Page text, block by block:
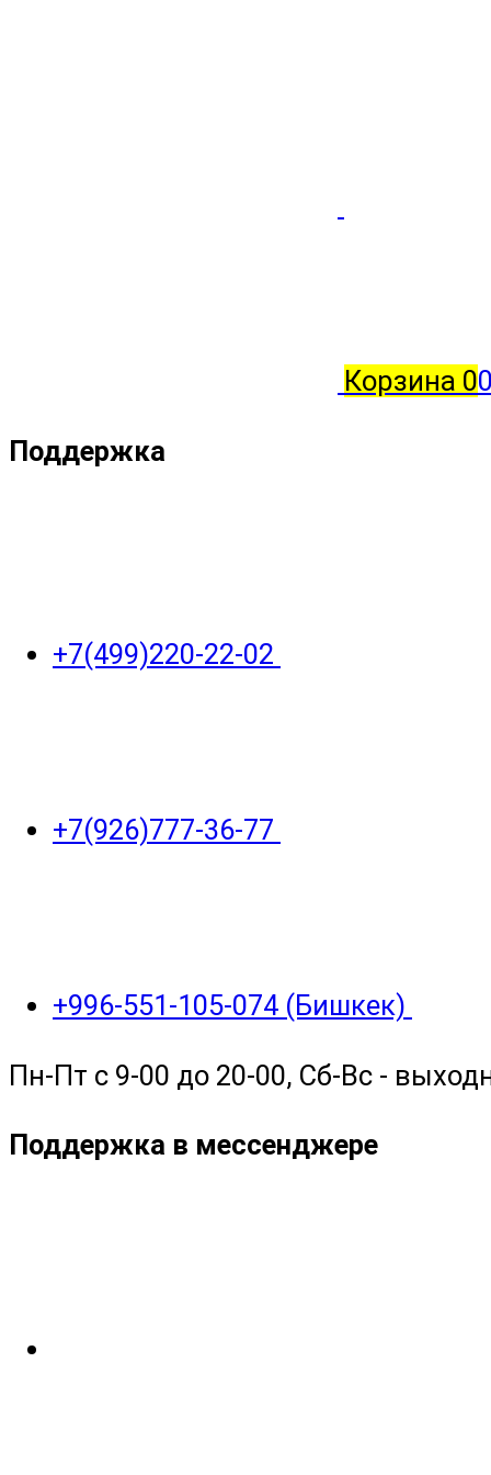
Корзина 0
Поддержка
+7(499)220-22-02
+7(926)777-36-77
+996-551-105-074 (Бишкек)
Пн-Пт с 9-00 до 20-00, Сб-Вс -
Поддержка в мессенджере